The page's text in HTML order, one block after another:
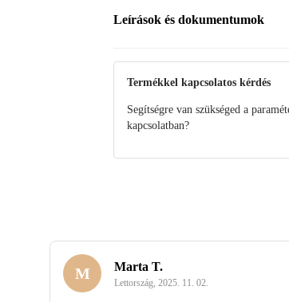
Leírások és dokumentumok
Útmutató
Termékkel kapcsolatos kérdés
Segítségre van szükséged a
kapcsolatban?
M Marta T.
Lettország, 2025. 11. 02.